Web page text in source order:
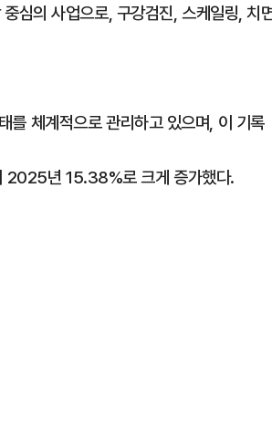
심의 사업으로, 구강검진, 스케일링, 치
를 체계적으로 관리하고 있으며, 이 기록
2025년 15.38%로 크게 증가했다.